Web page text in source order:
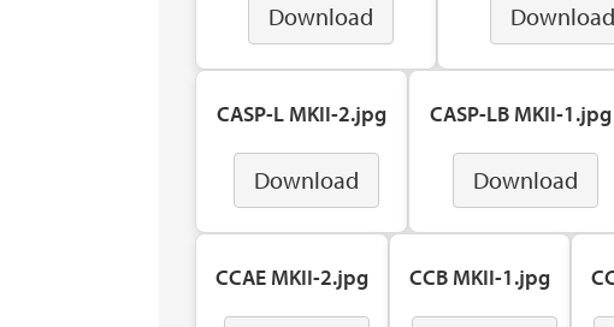
Download Download
CASP-L MKII-2.jpg
Download
CASP-LB MKII-1.jpg
Download
CCAE MKII-2.jpg CCB MKII-1.jpg